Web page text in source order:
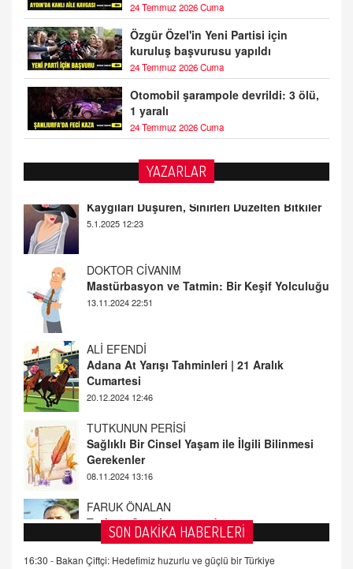
24 Temmuz 2026 Cuma
Özgür Özel'in Yeni Partisi için
kuruluş başvurusu yapıldı
24 Temmuz 2026 Cuma
Otomobil şarampole devrildi: 3 ölü,
1 yaralı
24 Temmuz 2026 Cuma
YAZARLAR
DOKTOR CİVANIM
Mastürbasyon ve Tatmin: Bir Keşif Yolculuğu
ALİ EFENDİ
Adana At Yarışı Tahminleri | 21 Aralık
20.12.2024 12:46
TUTKUNUN PERİSİ
Sağlıklı Bir Cinsel Yaşam ile İlgili Bilinmesi
Gerekenler
FARUK ÖNALAN
Tezkere Onaylanmasaydı…
2 Kasım 2021 Salı 00:11
AV. DOĞAN CAN DOĞAN
Kişisel verilerin korunması ve dijital hukukun
gelişimi
SON DAKİKA HABERLERİ
16:30 - Bakan Çiftçi: Hedefimiz huzurlu ve güçlü bir Türkiye